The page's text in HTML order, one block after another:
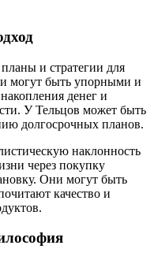
и стратегии для
могут быть упорными и
денег и
У Тельцов может быть
долгосрочных планов.
наклонность
через покупку
Они могут быть
качество и